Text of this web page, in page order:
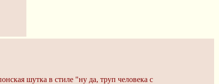
шутка в стиле "ну да, труп человека с